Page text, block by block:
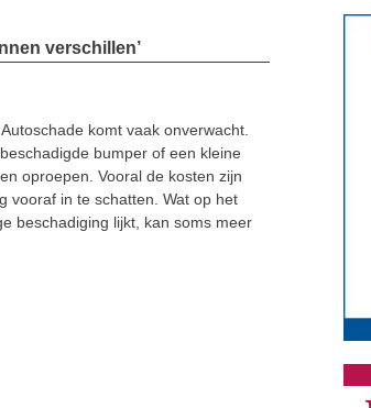
verschillen’
komt vaak onverwacht.
bumper of een kleine
oproepen. Vooral de kosten zijn
vooraf in te schatten. Wat op het
beschadiging lijkt, kan soms meer